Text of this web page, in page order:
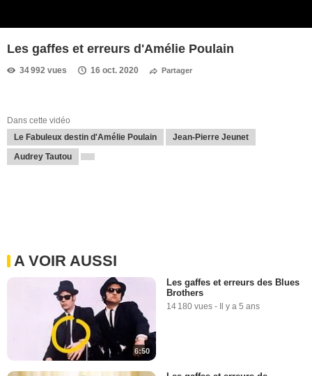
Les gaffes et erreurs d'Amélie Poulain
34 992 vues 16 oct. 2020 Partager
Dans cette vidéo
Le Fabuleux destin d'Amélie Poulain
Jean-Pierre Jeunet
Audrey Tautou
A VOIR AUSSI
6:50
Les gaffes et erreurs des Blues
Brothers
14 180 vues - Il y a 5 ans